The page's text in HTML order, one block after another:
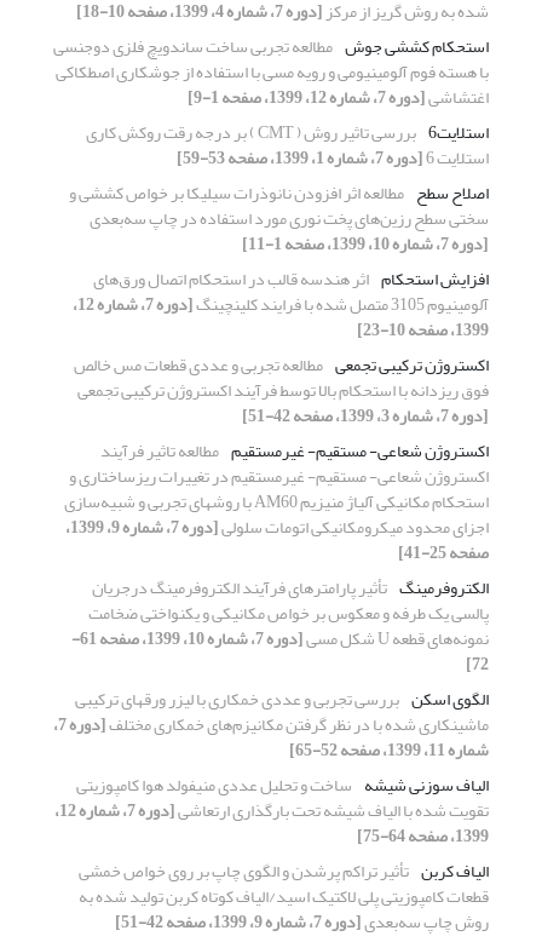
شده به روش گریز از مرکز[دوره 7، شماره 4، 1399، صفحه 10-18]
استحکام کششی جوش مطالعه تجربی ساخت ساندویچ فلزی دوجنسی
با هسته فوم آلومینیومی و رویه مسی با استفاده از جوشکاری اصطکاکی
اغتشاشی[دوره 7، شماره 12، 1399، صفحه 1-9]
استلایت6
بررسی تاثیر روش ( CMT ) بر درجه رقت روکش کاری
استلایت 6 [دوره 7، شماره 1، 1399، صفحه 53-59]
اصلاح سطح مطالعه اثر افزودن نانوذرات سیلیکا بر خواص کششی و
سختی سطح رزین‌های پخت نوری مورد استفاده در چاپ سه‌بعدی
[دوره 7، شماره 10، 1399، صفحه 1-11]
افزایش استحکام اثر هندسه قالب در استحکام اتصال ورق‌های
‌آلومینیوم 3105 متصل شده با فرایند کلینچینگ [دوره 7، شماره 12،
1399، صفحه 10-23]
اکستروژن ترکیبی تجمعی مطالعه تجربی و عددی قطعات مس خالص
فوق ریزدانه با استحکام بالا توسط فرآیند اکستروژن ترکیبی تجمعی
[دوره 7، شماره 3، 1399، صفحه 42-51]
اکستروژن شعاعی- مستقیم- غیرمستقیم مطالعه تاثیر فرآیند
اکستروژن شعاعی- مستقیم- غیرمستقیم در تغییرات ریزساختاری و
استحکام مکانیکی آلیاژ منیزیم AM60 با روشهای تجربی و شبیه‌سازی
اجزای محدود میکرومکانیکی اتومات سلولی [دوره 7، شماره 9، 1399،
صفحه 25-41]
الکتروفرمینگ تأثیر پارامترهای فرآیند الکتروفرمینگ درجریان
پالسی یک طرفه و معکوس بر خواص مکانیکی و یکنواختی ضخامت
نمونه‌های قطعه U شکل مسی [دوره 7، شماره 10، 1399، صفحه 61-
72]
الگوی اسکن بررسی تجربی و عددی خمکاری با لیزر ورقهای ترکیبی
ماشینکاری شده با در نظر گرفتن مکانیزم‌های خمکاری مختلف [دوره 7،
شماره 11، 1399، صفحه 52-65]
الیاف سوزنی شیشه ساخت و تحلیل عددی منیفولد هوا کامپوزیتی
تقویت شده با الیاف شیشه تحت بارگذاری ارتعاشی [دوره 7، شماره 12،
1399، صفحه 64-75]
الیاف کربن تأثیر تراکم پرشدن و الگوی چاپ بر روی خواص خمشی
قطعات کامپوزیتی پلی لاکتیک اسید/الیاف کوتاه کربن تولید شده به
روش چاپ سه‌بعدی[دوره 7، شماره 9، 1399، صفحه 42-51]